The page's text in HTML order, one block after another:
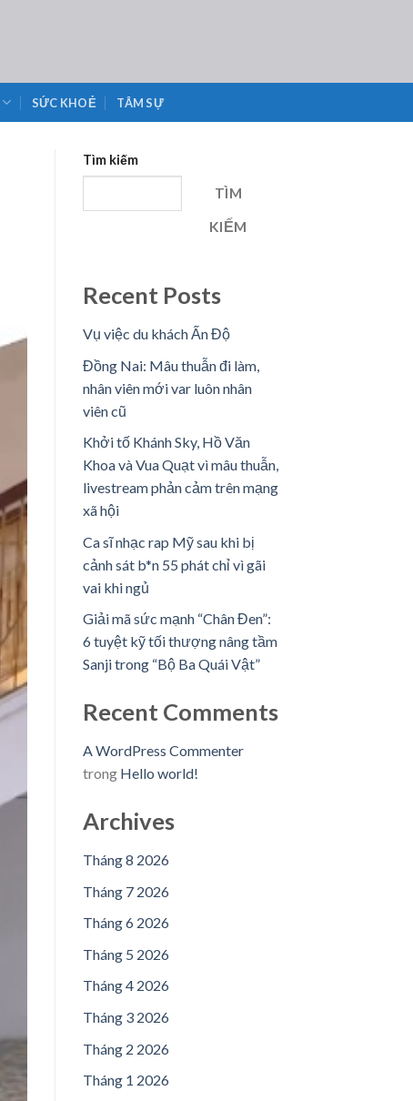
SỨC KHOẺ TÂM SỰ
Tìm kiếm
TÌM
KIẾM
Recent Posts
Vụ việc du khách Ấn Độ
Đồng Nai: Mâu thuẫn đi làm,
nhân viên mới var luôn nhân
viên cũ
Khởi tố Khánh Sky, Hồ Văn
Khoa và Vua Quạt vì mâu thuẫn,
livestream phản cảm trên mạng
xã hội
Ca sĩ nhạc rap Mỹ sau khi bị
cảnh sát b*n 55 phát chỉ vì gãi
vai khi ngủ
Giải mã sức mạnh “Chân Đen”:
6 tuyệt kỹ tối thượng nâng tầm
Sanji trong “Bộ Ba Quái Vật”
Recent Comments
A WordPress Commenter
trong Hello world!
Archives
Tháng 8 2026
Tháng 7 2026
Tháng 6 2026
Tháng 5 2026
Tháng 4 2026
Tháng 3 2026
Tháng 2 2026
Tháng 1 2026